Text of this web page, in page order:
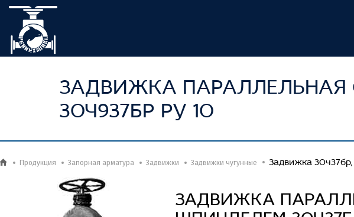
ЗАДВИЖКА ПАРАЛЛЕЛЬНАЯ
30Ч937БР РУ 10
Продукция Запорная арматура Задвижки Задвижки чугунные Задвижка
ЗАДВИЖКА